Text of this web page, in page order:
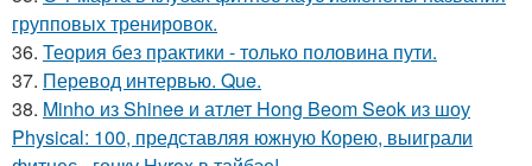
групповых тренировок.
36. Теория без практики - только половина пути.
37. Перевод интервью. Que.
38. Minho из Shinee и атлет Hong Beom Seok из шоу
Physical: 100, представляя южную Корею, выиграли